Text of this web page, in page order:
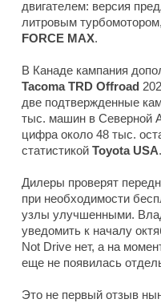
двигателем: версия
литровым
FORCE MAX.
В Канаде кампания
Tacoma TRD Offroad
две подтвержденные
тыс. машин в Северной
цифра около 48 тыс.
статистикой Toyota USA.
Дилеры проверят
при необходимости
узлы улучшенными.
уведомить к началу
Not Drive нет, а на
еще не появилась
Это не первый отзыв